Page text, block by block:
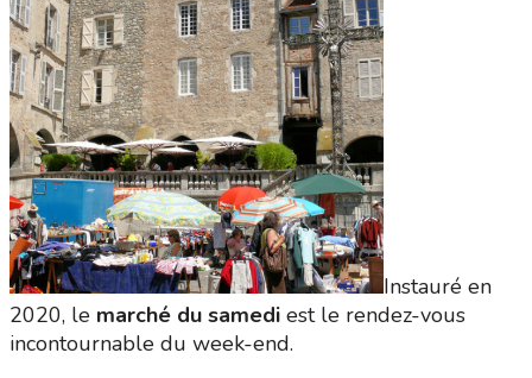
Instauré en
2020, le marché du samedi est le rendez-vous
incontournable du week-end.